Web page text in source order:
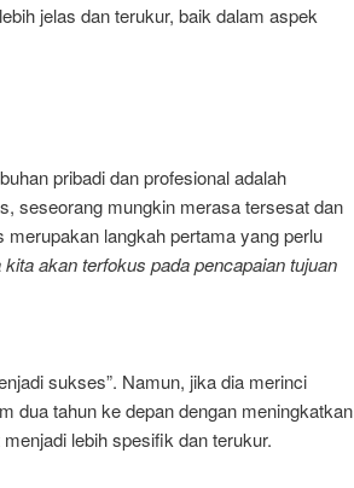
jelas dan terukur, baik dalam aspek
pribadi dan profesional adalah
seseorang mungkin merasa tersesat dan
langkah pertama yang perlu
akan terfokus pada pencapaian tujuan
sukses”. Namun, jika dia merinci
dua tahun ke depan dengan meningkatkan
lebih spesifik dan terukur.